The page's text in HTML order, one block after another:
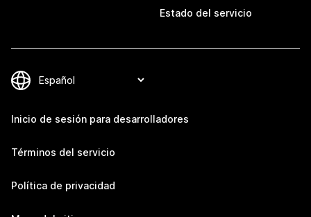
Estado del servicio
Inicio de sesión para desarrolladores
Términos del servicio
Política de privacidad